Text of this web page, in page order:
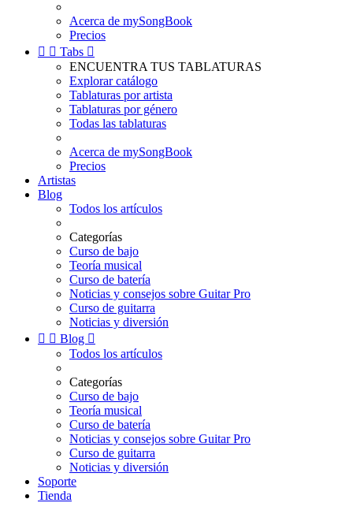
Acerca de mySongBook
Precios
  Tabs 
ENCUENTRA TUS TABLATURAS
Explorar catálogo
Tablaturas por artista
Tablaturas por género
Todas las tablaturas
Acerca de mySongBook
Precios
Artistas
Blog
Todos los artículos
Categorías
Curso de bajo
Teoría musical
Curso de batería
Noticias y consejos sobre Guitar Pro
Curso de guitarra
Noticias y diversión
  Blog 
Todos los artículos
Categorías
Curso de bajo
Teoría musical
Curso de batería
Noticias y consejos sobre Guitar Pro
Curso de guitarra
Noticias y diversión
Soporte
Tienda